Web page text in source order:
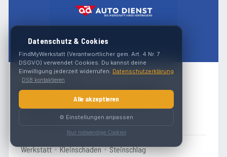
5.0
Georg Kohl (ad AUTO DIENST)
Gersdorf 172
8212 Gersdorf
Werkstatt Kleinschaden Steinschlag
Datenschutz & Cookies
FindMyWerkstatt (Verantwortlicher gem. Art. 4 Nr. 7
DSGVO) verwendet Cookies. Du kannst deine
Einwilligung jederzeit widerrufen. Datenschutzerklärung
· DSB kontaktieren
Alle akzeptieren
⚙️ Einstellungen anpassen
Nur notwendige Cookies